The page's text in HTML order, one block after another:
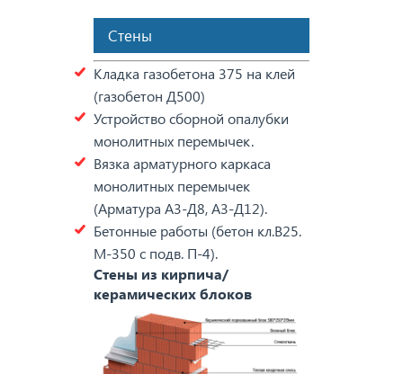
Стены
Кладка газобетона 375 на клей
(газобетон Д500)
Устройство сборной опалубки
монолитных перемычек.
Вязка арматурного каркаса
монолитных перемычек
(Арматура А3-Д8, А3-Д12).
Бетонные работы (бетон кл.В25.
М-350 с подв. П-4).
Стены из кирпича/
керамических блоков